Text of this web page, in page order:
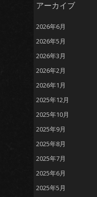
アーカイブ
2026年6月
2026年5月
2026年3月
2026年2月
2026年1月
2025年12月
2025年10月
2025年9月
2025年8月
2025年7月
2025年6月
2025年5月